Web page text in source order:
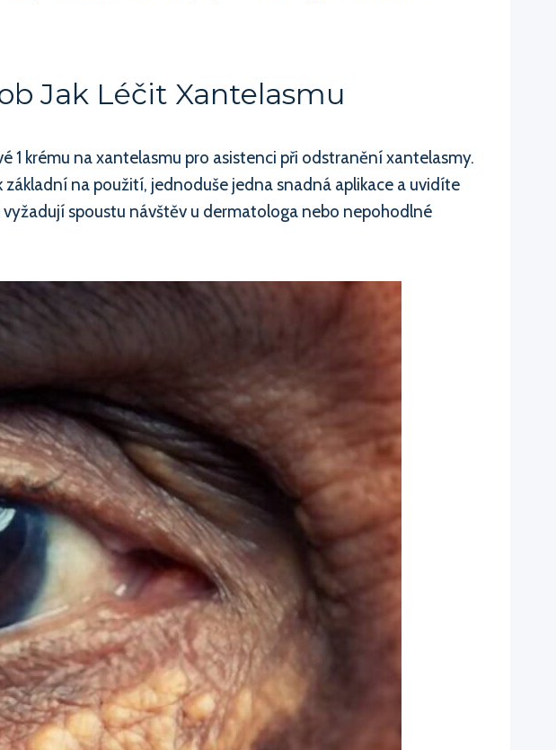
Jak Léčit Xantelasmu
1 krému na xantelasmu pro asistenci při odstranění xantelasmy.
na použití, jednoduše jedna snadná aplikace a uvidíte
spoustu návštěv u dermatologa nebo nepohodlné